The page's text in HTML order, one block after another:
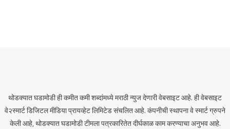
थोडक्यात घडामोडी ही कमीत कमी शब्दांमध्ये मराठी न्युज देणारी वेबसाइट आहे. ही वेबसाइट
वे२स्मार्ट डिजिटल मीडिया प्रायव्हेट लिमिटेड संचलित आहे. कंपनीची स्थापना वे स्मार्ट ग्रुपने
केली आहे, थोडक्यात घडामोडी टीमला पत्रकारितेत दीर्घकाळ काम करण्याचा अनुभव आहे.